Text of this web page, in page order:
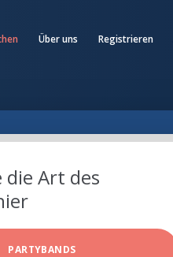
Über uns Registrieren
die Art des
PARTYBANDS